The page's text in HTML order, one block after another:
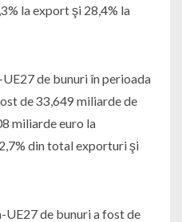
la export şi 28,4% la
de bunuri în perioada
de 33,649 miliarde de
miliarde euro la
din total exporturi şi
de bunuri a fost de